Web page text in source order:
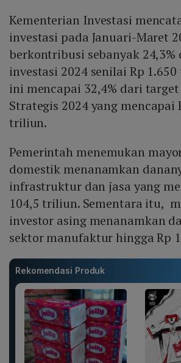
Kementerian Investasi
investasi pada Januari-Maret
berkontribusi sebanyak
investasi 2024 senilai Rp
ini mencapai 32,4% dari target
Strategis 2024 yang mencapai
triliun.
Pemerintah menemukan
domestik menanamkan
infrastruktur dan jasa yang
104,5 triliun. Sementara itu,
investor asing menanamkan
sektor manufaktur hingga Rp
Rekomendasi Produk